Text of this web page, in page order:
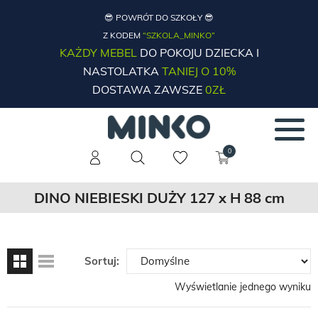
😎 POWRÓT DO SZKOŁY 😎
Z KODEM “SZKOLA_MINKO”
KAŻDY MEBELDO POKOJU DZIECKA I
NASTOLATKATANIEJ O 10%
DOSTAWA ZAWSZE 0ZŁ
0
DINO NIEBIESKI DUŻY 127 x H 88 cm
Sortuj:
Wyświetlanie jednego wyniku